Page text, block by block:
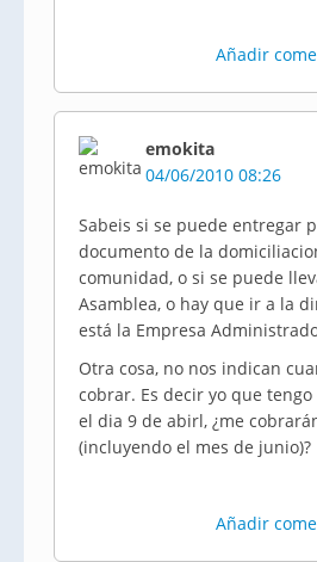
Añadir
emokita
04/06/2010 08:26
Sabeis si se puede entregar
documento de la
comunidad, o si se puede
Asamblea, o hay que ir a la
está la Empresa
Otra cosa, no nos indican
cobrar. Es decir yo que
el dia 9 de abirl, ¿me
(incluyendo el mes de junio)?
Añadir